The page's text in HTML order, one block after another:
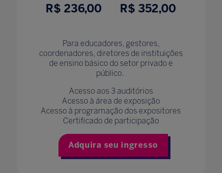
R$ 236,00
R$ 352,00
Para educadores, gestores,
coordenadores, diretores de instituições
de ensino básico do setor privado e
público.
Acesso aos 3 auditórios
Acesso à área de exposição
Acesso à programação dos expositores
Certificado de participação
Adquira seu ingresso